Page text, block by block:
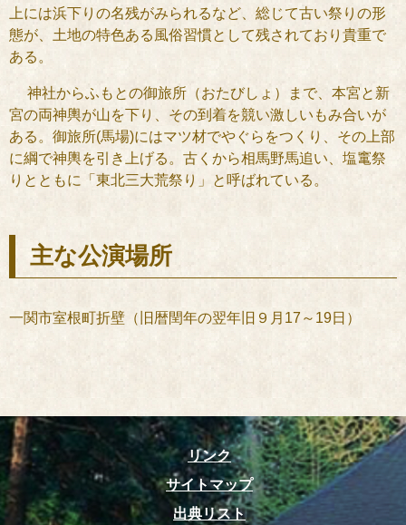
上には浜下りの名残がみられるなど、総じて古い祭りの形
態が、土地の特色ある風俗習慣として残されており貴重で
ある。
神社からふもとの御旅所（おたびしょ）まで、本宮と新
宮の両神輿が山を下り、その到着を競い激しいもみ合いが
ある。御旅所(馬場)にはマツ材でやぐらをつくり、その上部
に綱で神輿を引き上げる。古くから相馬野馬追い、塩竃祭
りとともに「東北三大荒祭り」と呼ばれている。
主な公演場所
一関市室根町折壁（旧暦閏年の翌年旧９月17～19日）
リンク
サイトマップ
出典リスト